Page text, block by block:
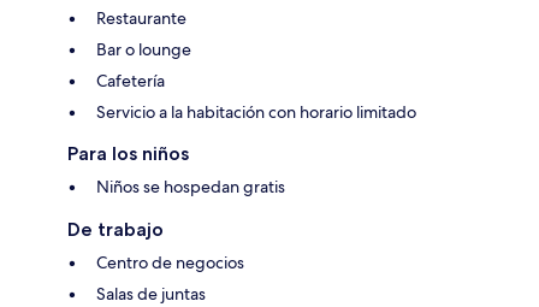
Restaurante
Bar o lounge
Cafetería
Servicio a la habitación con horario limitado
Para los niños
Niños se hospedan gratis
De trabajo
Centro de negocios
Salas de juntas